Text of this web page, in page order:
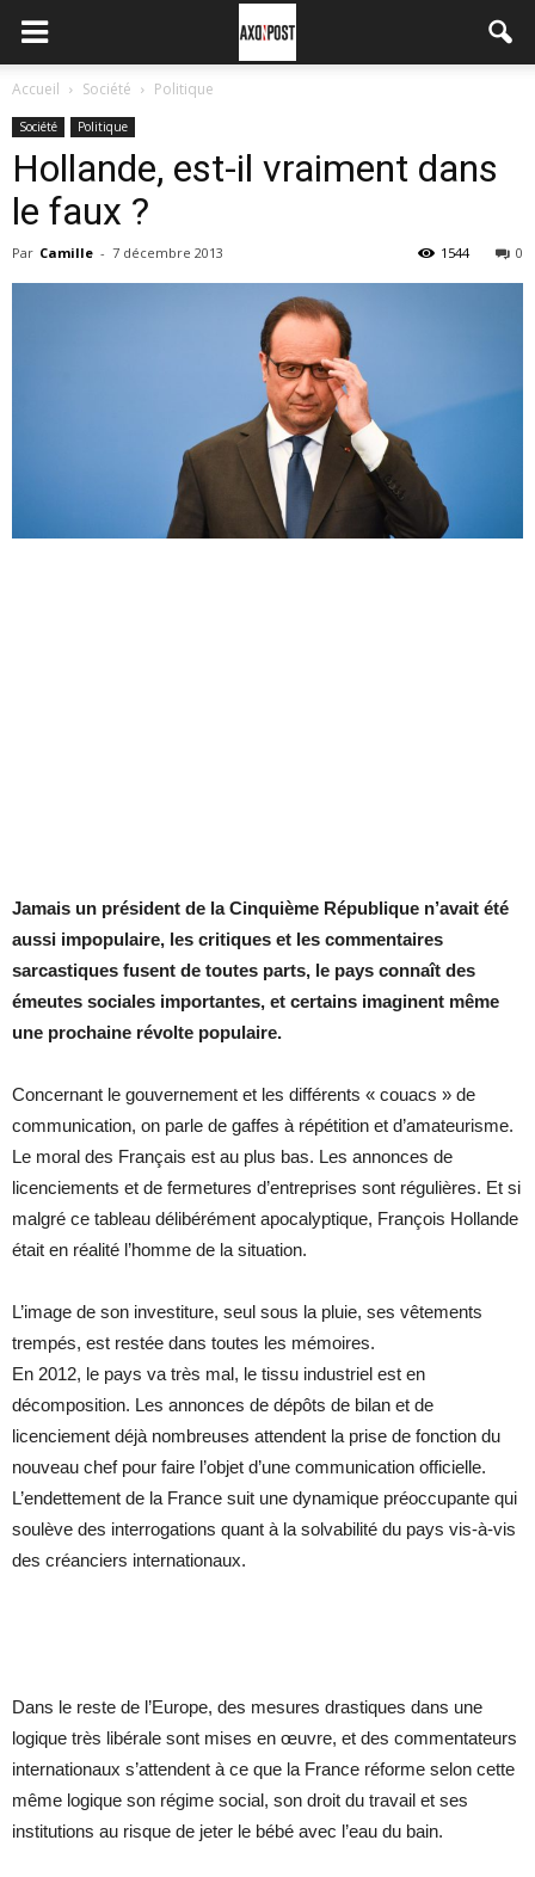
Accueil Société Politique
Société Politique
Hollande, est-il vraiment dans
le faux ?
Par Camille - 7 décembre 2013 0
1544
Jamais un président de la Cinquième République n’avait été
aussi impopulaire, les critiques et les commentaires
sarcastiques fusent de toutes parts, le pays connaît des
émeutes sociales importantes, et certains imaginent même
une prochaine révolte populaire.
Concernant le gouvernement et les différents « couacs » de
communication, on parle de gaffes à répétition et d’amateurisme.
Le moral des Français est au plus bas. Les annonces de
licenciements et de fermetures d’entreprises sont régulières. Et si
malgré ce tableau délibérément apocalyptique, François Hollande
était en réalité l’homme de la situation.
L’image de son investiture, seul sous la pluie, ses vêtements
trempés, est restée dans toutes les mémoires.
En 2012, le pays va très mal, le tissu industriel est en
décomposition. Les annonces de dépôts de bilan et de
licenciement déjà nombreuses attendent la prise de fonction du
nouveau chef pour faire l’objet d’une communication officielle.
L’endettement de la France suit une dynamique préoccupante qui
soulève des interrogations quant à la solvabilité du pays vis-à-vis
des créanciers internationaux.
Dans le reste de l’Europe, des mesures drastiques dans une
logique très libérale sont mises en œuvre, et des commentateurs
internationaux s’attendent à ce que la France réforme selon cette
même logique son régime social, son droit du travail et ses
institutions au risque de jeter le bébé avec l’eau du bain.